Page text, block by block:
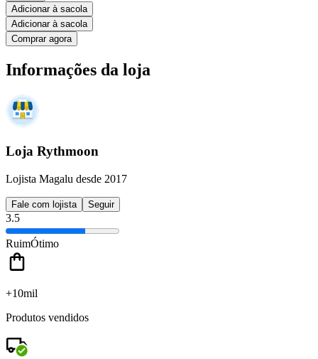
Adicionar à sacola
Adicionar à sacola
Comprar agora
Informações da loja
Loja Rythmoon
Lojista Magalu desde 2017
Fale com lojista Seguir
3.5
RuimÓtimo
+10mil
Produtos vendidos